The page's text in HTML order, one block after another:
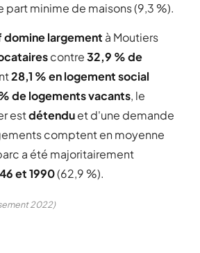
part minime de maisons (9,3 %).
largement à Moutiers
contre32,9 % de
28,1 % en logement social
de logements vacants, le
estdétenduet d'une demande
comptent en moyenne
a été majoritairement
et 1990(62,9 %).
2022)